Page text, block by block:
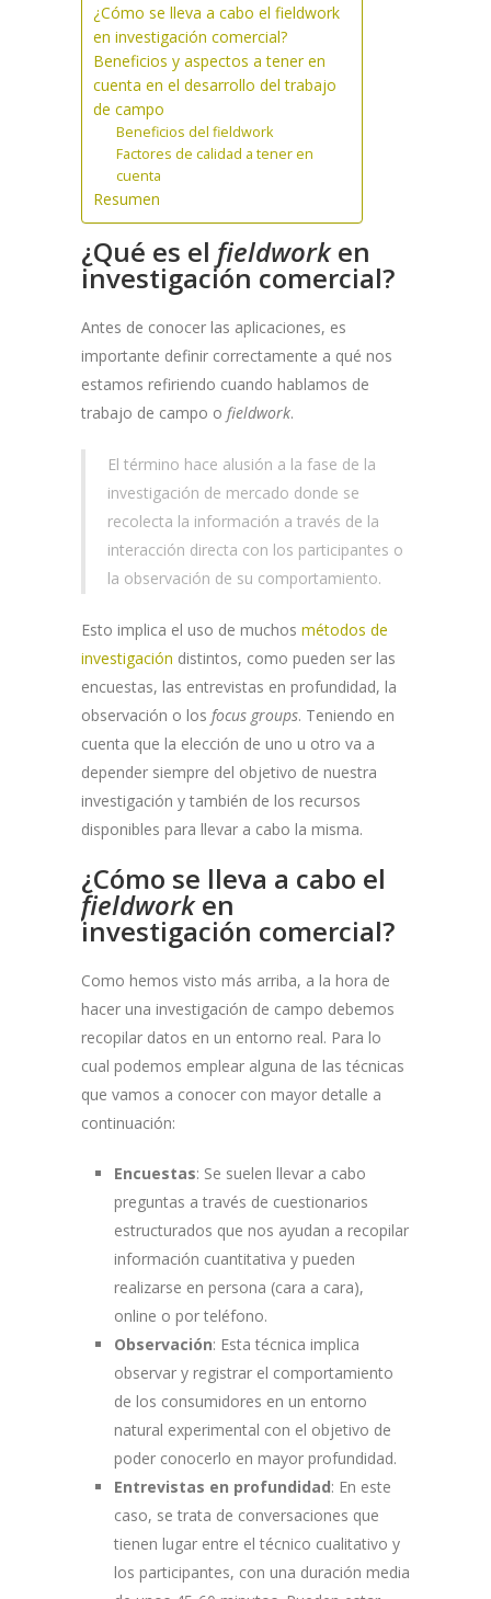
¿Cómo se lleva a cabo el fieldwork
en investigación comercial?
Beneficios y aspectos a tener en
cuenta en el desarrollo del trabajo
de campo
Beneficios del fieldwork
Factores de calidad a tener en
cuenta
Resumen
¿Qué es el fieldworken
investigación comercial?
Antes de conocer las aplicaciones, es
importante definir correctamente a qué nos
estamos refiriendo cuando hablamos de
trabajo de campo o fieldwork.
El término hace alusión a la fase de la
investigación de mercado donde se
recolecta la información a través de la
interacción directa con los participantes o
la observación de su comportamiento.
Esto implica el uso de muchos métodos de
investigación distintos, como pueden ser las
encuestas, las entrevistas en profundidad, la
observación o los focus groups. Teniendo en
cuenta que la elección de uno u otro va a
depender siempre del objetivo de nuestra
investigación y también de los recursos
disponibles para llevar a cabo la misma.
¿Cómo se lleva a cabo el
fieldworken
investigación comercial?
Como hemos visto más arriba, a la hora de
hacer una investigación de campo debemos
recopilar datos en un entorno real. Para lo
cual podemos emplear alguna de las técnicas
que vamos a conocer con mayor detalle a
continuación:
Encuestas: Se suelen llevar a cabo
preguntas a través de cuestionarios
estructurados que nos ayudan a recopilar
información cuantitativa y pueden
realizarse en persona (cara a cara),
online o por teléfono.
Observación: Esta técnica implica
observar y registrar el comportamiento
de los consumidores en un entorno
natural experimental con el objetivo de
poder conocerlo en mayor profundidad.
Entrevistas en profundidad: En este
caso, se trata de conversaciones que
tienen lugar entre el técnico cualitativo y
los participantes, con una duración media